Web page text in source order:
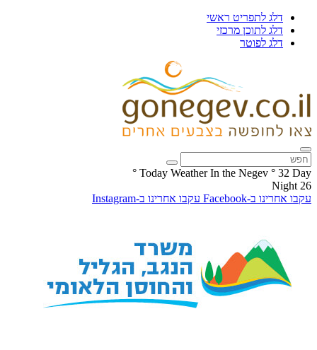
דלג לתפריט ראשי
דלג לתוכן מרכזי
דלג לפוטר
Today Weather In the Negev ° 32 Day
°
26
Night
עקבו אחרינו ב-Facebook
עקבו אחרינו ב-Instagram